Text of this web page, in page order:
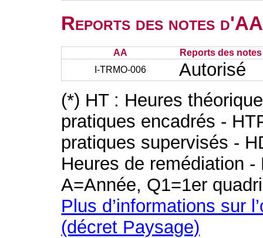
Reports des notes
AA
Reports des
I-TRMO-006
Autorisé
(*) HT : Heures
pratiques encadrés -
pratiques supervisés -
Heures de remédiation
A=Année, Q1=1er
Plus d’informations sur
(décret Paysage)